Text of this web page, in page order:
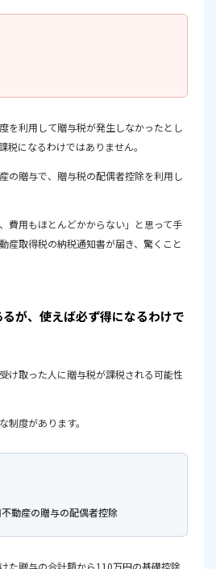
を利用して贈与税が発生しなかったとし
税になるわけではありません。
の贈与で、贈与税の配偶者控除を利用し
費用もほとんどかからない」と思って手
産取得税の納税通知書が届き、驚くこと
が、使えば必ず得になるわけで
け取った人に贈与税が課税される可能性
制度があります。
動産の贈与の配偶者控除